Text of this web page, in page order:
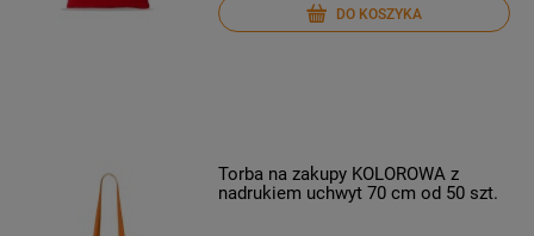
DO KOSZYKA
Torba na zakupy KOLOROWA z
nadrukiem uchwyt 70 cm od 50 szt.